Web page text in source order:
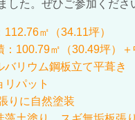
した。ぜひご参加くださ
112.76㎡（34.11坪）
：100.79㎡（30.49坪）
バリウム鋼板立て平葺き
ジョリパット
りに自然塗装